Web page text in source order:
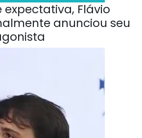
expectativa, Flávio
anunciou seu